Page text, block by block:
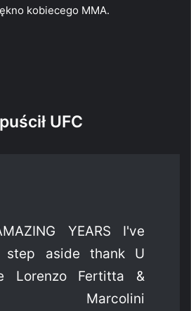
kobiecego MMA.
UFC
YEARS I've
step aside thank U
Lorenzo Fertitta &
Marcolini